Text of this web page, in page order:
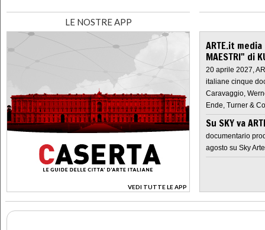
LE NOSTRE APP
VEDI TUTTE LE APP
>
ARTE.it
MAESTRI" di
20 aprile 2027,
italiane cinque
Caravaggio,
Ende, Turner &
Su SKY va
documentario
agosto su Sky Arte